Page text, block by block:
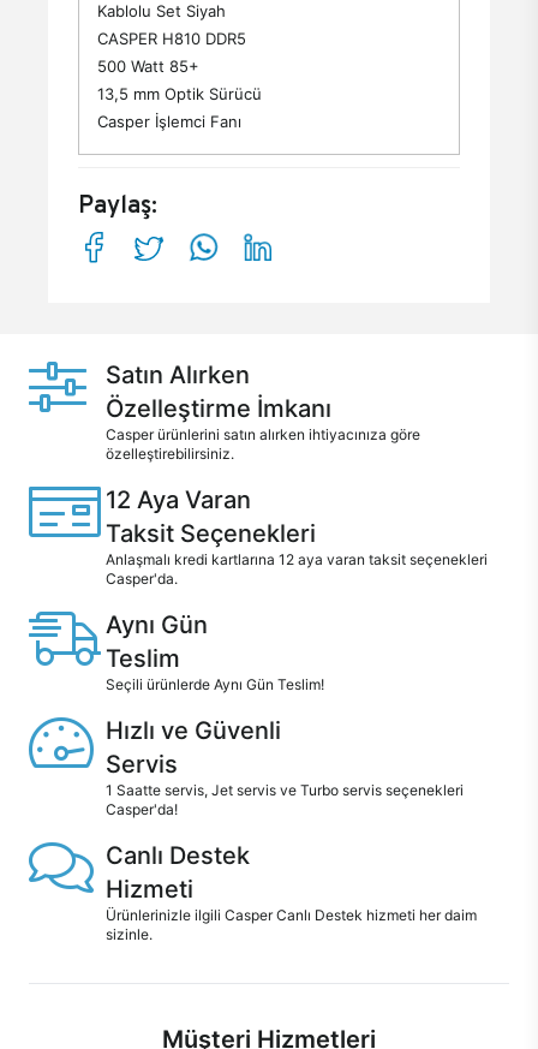
Kablolu Set Siyah
CASPER H810 DDR5
500 Watt 85+
13,5 mm Optik Sürücü
Casper İşlemci Fanı
Paylaş:
Satın Alırken
Özelleştirme İmkanı
Casper ürünlerini satın alırken ihtiyacınıza göre
özelleştirebilirsiniz.
12 Aya Varan
Taksit Seçenekleri
Anlaşmalı kredi kartlarına 12 aya varan taksit seçenekleri
Casper'da.
Aynı Gün
Teslim
Seçili ürünlerde Aynı Gün Teslim!
Hızlı ve Güvenli
Servis
1 Saatte servis, Jet servis ve Turbo servis seçenekleri
Casper'da!
Canlı Destek
Hizmeti
Ürünlerinizle ilgili Casper Canlı Destek hizmeti her daim
sizinle.
Müşteri Hizmetleri